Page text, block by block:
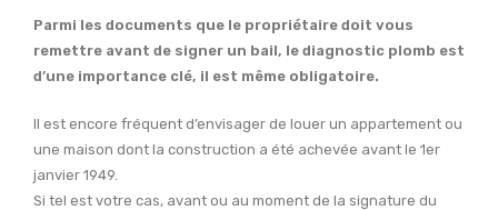
Parmi les documents que le propriétaire doit vous
remettre avant de signer un bail, le diagnostic plomb est
d’une importance clé, il est même obligatoire.
Il est encore fréquent d’envisager de louer un appartement ou
une maison dont la construction a été achevée avant le 1er
janvier 1949.
Si tel est votre cas, avant ou au moment de la signature du